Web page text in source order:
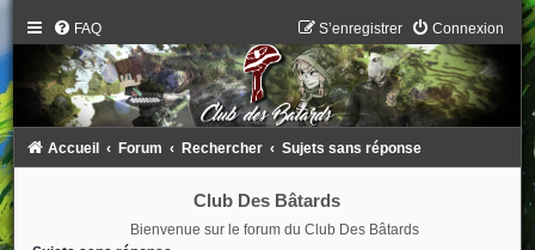
FAQ Connexion
S’enregistrer
Accueil Forum Rechercher Sujets sans réponse
Club Des Bâtards
Bienvenue sur le forum du Club Des Bâtards